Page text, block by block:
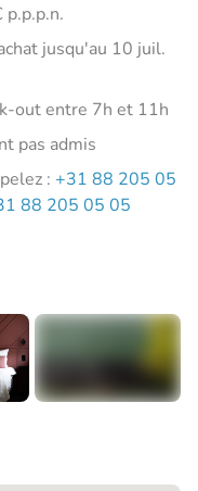
jusqu'au 10 juil.
out entre 7h et 11h
pas admis
: +31 88 205 05
88 205 05 05